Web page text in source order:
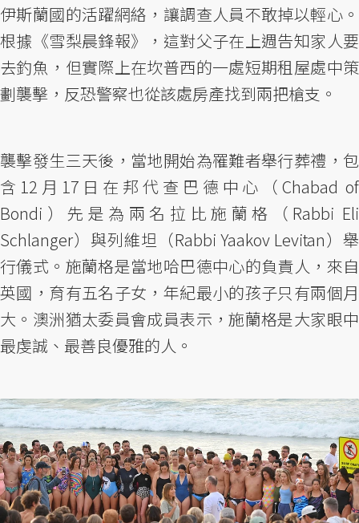
伊斯蘭國的活躍網絡，讓調查人員不敢掉以輕心。
根據《雪梨晨鋒報》，這對父子在上週告知家人要
去釣魚，但實際上在坎普西的一處短期租屋處中策
劃襲擊，反恐警察也從該處房產找到兩把槍支。
襲擊發生三天後，當地開始為罹難者舉行葬禮，包
含12月17日在邦代查巴德中心（Chabad of
Bondi）先是為兩名拉比施蘭格（Rabbi Eli
Schlanger）與列維坦（Rabbi Yaakov Levitan）舉
行儀式。施蘭格是當地哈巴德中心的負責人，來自
英國，育有五名子女，年紀最小的孩子只有兩個月
大。澳洲猶太委員會成員表示，施蘭格是大家眼中
最虔誠、最善良優雅的人。